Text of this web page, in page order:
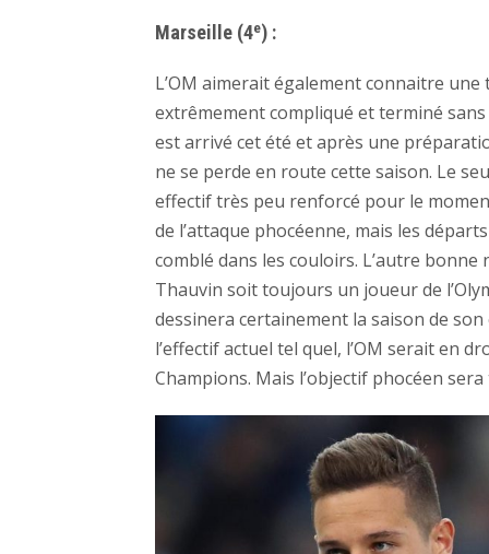
Marseille (4e) :
L’OM aimerait également connaitre
extrêmement compliqué et terminé sans
est arrivé cet été et après une
ne se perde en route cette saison. Le
effectif très peu renforcé pour le
de l’attaque phocéenne, mais les
comblé dans les couloirs. L’autre
Thauvin soit toujours un joueur de
dessinera certainement la saison de
l’effectif actuel tel quel, l’OM serait en
Champions. Mais l’objectif phocéen